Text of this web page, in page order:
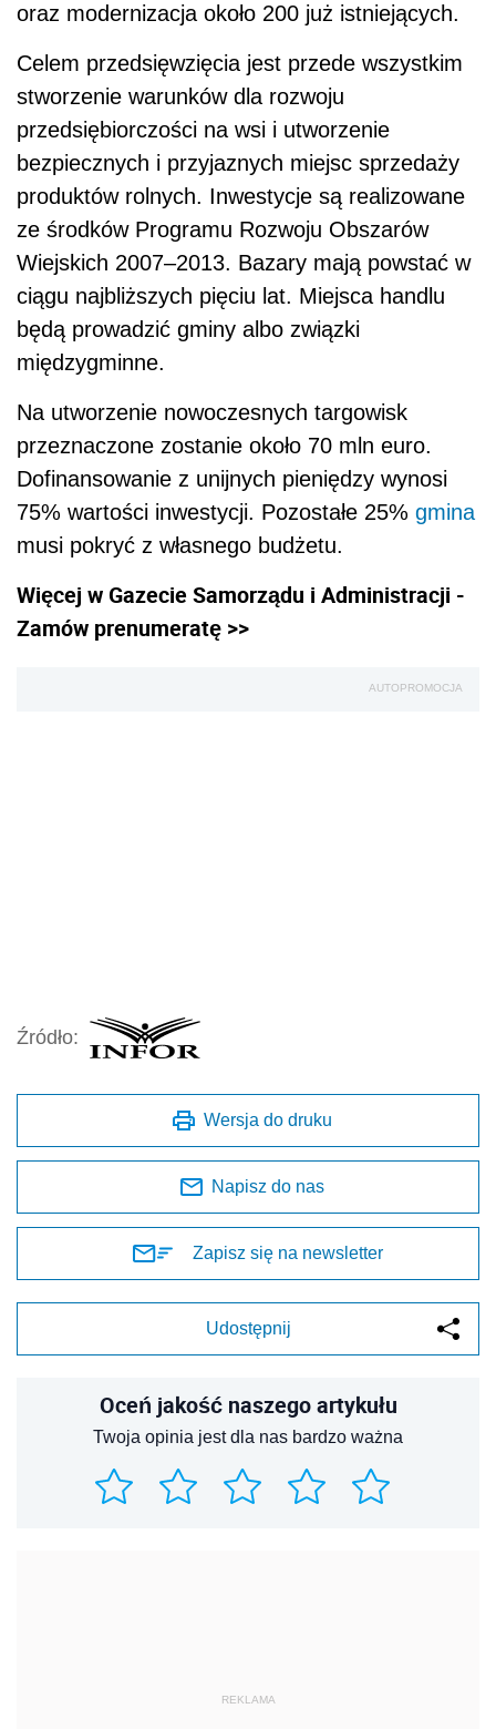
oraz modernizacja około 200 już istniejących.
Celem przedsięwzięcia jest przede wszystkim
stworzenie warunków dla rozwoju
przedsiębiorczości na wsi i utworzenie
bezpiecznych i przyjaznych miejsc sprzedaży
produktów rolnych. Inwestycje są realizowane
ze środków Programu Rozwoju Obszarów
Wiejskich 2007–2013. Bazary mają powstać w
ciągu najbliższych pięciu lat. Miejsca handlu
będą prowadzić gminy albo związki
międzygminne.
Na utworzenie nowoczesnych targowisk
przeznaczone zostanie około 70 mln euro.
Dofinansowanie z unijnych pieniędzy wynosi
75% wartości inwestycji. Pozostałe 25% gmina
musi pokryć z własnego budżetu.
Więcej w Gazecie Samorządu i Administracji -
Zamów prenumeratę >>
AUTOPROMOCJA
Źródło:
Wersja do druku
Napisz do nas
Zapisz się na newsletter
Udostępnij
Oceń jakość naszego artykułu
Twoja opinia jest dla nas bardzo ważna
REKLAMA